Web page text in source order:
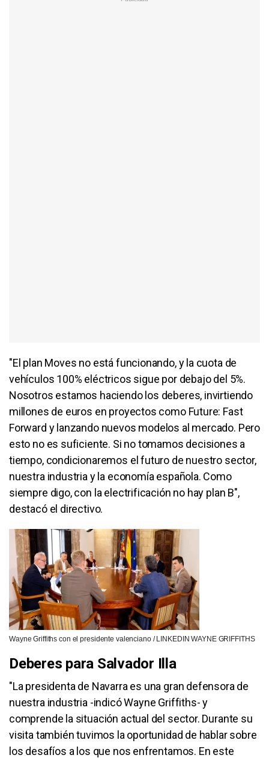
"El plan Moves no está funcionando, y la cuota de
vehículos 100% eléctricos sigue por debajo del 5%.
Nosotros estamos haciendo los deberes, invirtiendo
millones de euros en proyectos como Future: Fast
Forward y lanzando nuevos modelos al mercado. Pero
esto no es suficiente. Si no tomamos decisiones a
tiempo, condicionaremos el futuro de nuestro sector,
nuestra industria y la economía española. Como
siempre digo, con la electrificación no hay plan B",
destacó el directivo.
Wayne Griffiths con el presidente valenciano / LINKEDIN WAYNE GRIFFITHS
Deberes para Salvador Illa
"La presidenta de Navarra es una gran defensora de
nuestra industria -indicó Wayne Griffiths- y
comprende la situación actual del sector. Durante su
visita también tuvimos la oportunidad de hablar sobre
los desafíos a los que nos enfrentamos. En este